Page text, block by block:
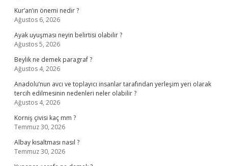
Kur’an’ın önemi nedir ?
Ağustos 6, 2026
Ayak uyuşması neyin belirtisi olabilir ?
Ağustos 5, 2026
Beylik ne demek paragraf ?
Ağustos 4, 2026
Anadolu’nun avcı ve toplayıcı insanlar tarafından yerleşim yeri olarak
tercih edilmesinin nedenleri neler olabilir ?
Ağustos 4, 2026
Korniş çivisi kaç mm ?
Temmuz 30, 2026
Albay kısaltması nasıl ?
Temmuz 30, 2026